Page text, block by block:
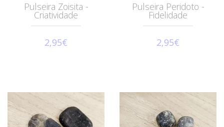
Pulseira Zoisita -
Criatividade
2,95€
Pulseira Peridoto -
Fidelidade
2,95€